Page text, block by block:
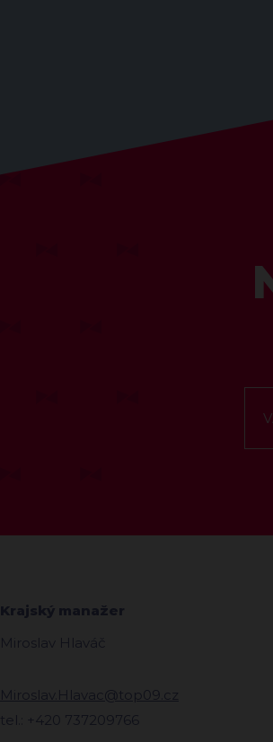
Krajský manažer
Miroslav Hlaváč
Miroslav.Hlavac@top09.cz
tel.: +420 737209766